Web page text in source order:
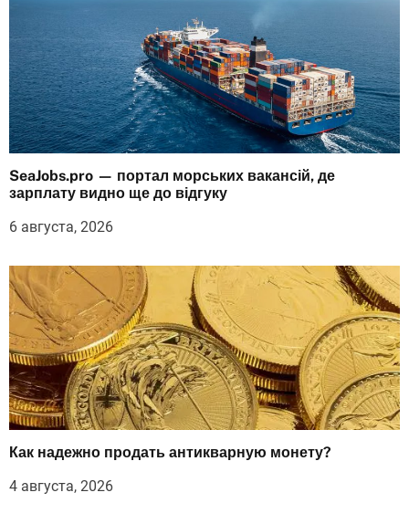
SeaJobs.pro — портал морських вакансій, де
зарплату видно ще до відгуку
6 августа, 2026
Как надежно продать антикварную монету?
4 августа, 2026